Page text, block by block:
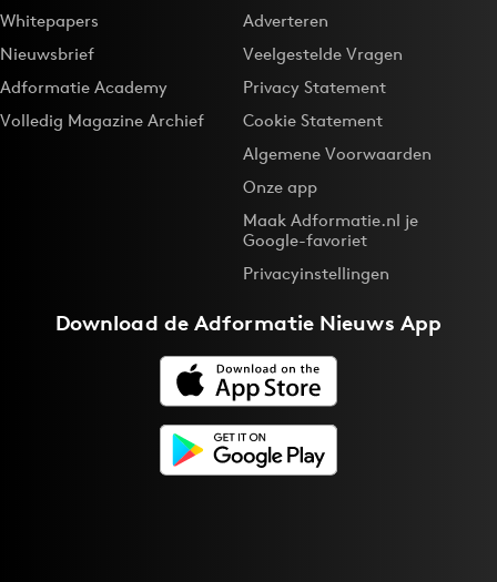
Whitepapers
Nieuwsbrief
Adformatie Academy
Volledig Magazine Archief
Adverteren
Veelgestelde Vragen
Privacy Statement
Cookie Statement
Algemene Voorwaarden
Onze app
Maak Adformatie.nl je
Google-favoriet
Privacyinstellingen
Download deAdformatie Nieuws App